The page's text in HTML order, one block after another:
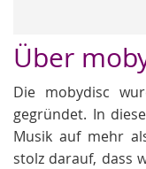
Über
Die mobydisc
gegründet. In
Musik auf mehr
stolz darauf, dass